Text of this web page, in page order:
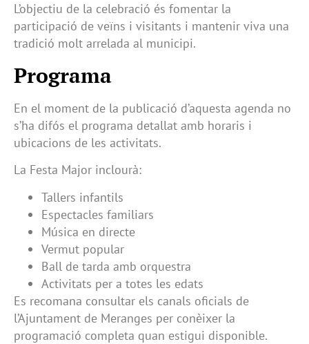
L’objectiu de la celebració és fomentar la
participació de veïns i visitants i mantenir viva una
tradició molt arrelada al municipi.
Programa
En el moment de la publicació d’aquesta agenda no
s’ha difós el programa detallat amb horaris i
ubicacions de les activitats.
La Festa Major inclourà:
Tallers infantils
Espectacles familiars
Música en directe
Vermut popular
Ball de tarda amb orquestra
Activitats per a totes les edats
Es recomana consultar els canals oficials de
l’Ajuntament de Meranges per conèixer la
programació completa quan estigui disponible.